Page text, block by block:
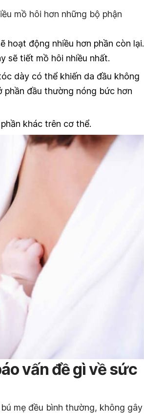
mồ hôi hơn những bộ phận
hoạt động nhiều hơn phần còn lại.
sẽ tiết mồ hôi nhiều nhất.
dày có thể khiến da đầu không
đầu thường nóng bức hơn
khác trên cơ thể.
vấn đề gì về sức
mẹ đều bình thường, không gây